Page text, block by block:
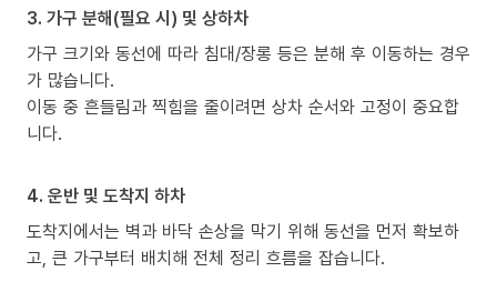
3. 가구 분해(필요 시) 및 상하차
가구 크기와 동선에 따라 침대/장롱 등은 분해 후 이동하는 경우
가 많습니다.
이동 중 흔들림과 찍힘을 줄이려면 상차 순서와 고정이 중요합
니다.
4. 운반 및 도착지 하차
도착지에서는 벽과 바닥 손상을 막기 위해 동선을 먼저 확보하
고, 큰 가구부터 배치해 전체 정리 흐름을 잡습니다.